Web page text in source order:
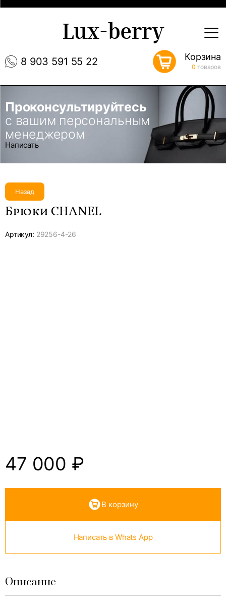
8 903 591 55 22
Lux-berry
Корзина
0 товаров
Проконсультируйтесь
с вашим персональным
менеджером
Написать
Назад
Брюки CHANEL
Артикул: 29256-4-26
47 000 ₽
В корзину
Написать в Whats App
Описание